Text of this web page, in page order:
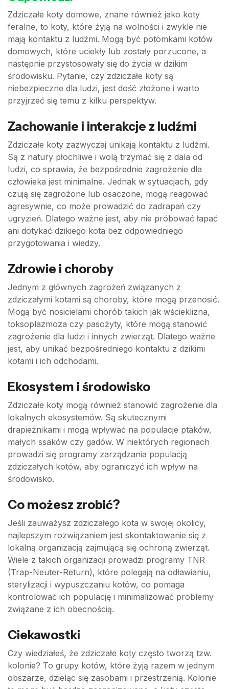
Zdziczałe koty domowe, znane również jako koty
feralne, to koty, które żyją na wolności i zwykle nie
mają kontaktu z ludźmi. Mogą być potomkami kotów
domowych, które uciekły lub zostały porzucone, a
następnie przystosowały się do życia w dzikim
środowisku. Pytanie, czy zdziczałe koty są
niebezpieczne dla ludzi, jest dość złożone i warto
przyjrzeć się temu z kilku perspektyw.
Zachowanie i interakcje z ludźmi
Zdziczałe koty zazwyczaj unikają kontaktu z ludźmi.
Są z natury płochliwe i wolą trzymać się z dala od
ludzi, co sprawia, że bezpośrednie zagrożenie dla
człowieka jest minimalne. Jednak w sytuacjach, gdy
czują się zagrożone lub osaczone, mogą reagować
agresywnie, co może prowadzić do zadrapań czy
ugryzień. Dlatego ważne jest, aby nie próbować łapać
ani dotykać dzikiego kota bez odpowiedniego
przygotowania i wiedzy.
Zdrowie i choroby
Jednym z głównych zagrożeń związanych z
zdziczałymi kotami są choroby, które mogą przenosić.
Mogą być nosicielami chorób takich jak wścieklizna,
toksoplazmoza czy pasożyty, które mogą stanowić
zagrożenie dla ludzi i innych zwierząt. Dlatego ważne
jest, aby unikać bezpośredniego kontaktu z dzikimi
kotami i ich odchodami.
Ekosystem i środowisko
Zdziczałe koty mogą również stanowić zagrożenie dla
lokalnych ekosystemów. Są skutecznymi
drapieżnikami i mogą wpływać na populacje ptaków,
małych ssaków czy gadów. W niektórych regionach
prowadzi się programy zarządzania populacją
zdziczałych kotów, aby ograniczyć ich wpływ na
środowisko.
Co możesz zrobić?
Jeśli zauważysz zdziczałego kota w swojej okolicy,
najlepszym rozwiązaniem jest skontaktowanie się z
lokalną organizacją zajmującą się ochroną zwierząt.
Wiele z takich organizacji prowadzi programy TNR
(Trap-Neuter-Return), które polegają na odławianiu,
sterylizacji i wypuszczaniu kotów, co pomaga
kontrolować ich populację i minimalizować problemy
związane z ich obecnością.
Ciekawostki
Czy wiedziałeś, że zdziczałe koty często tworzą tzw.
kolonie? To grupy kotów, które żyją razem w jednym
obszarze, dzieląc się zasobami i przestrzenią. Kolonie